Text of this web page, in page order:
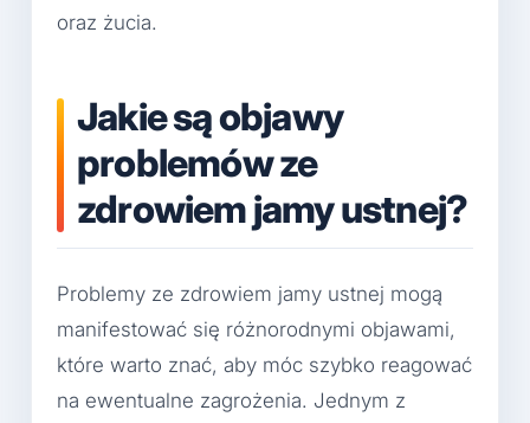
oraz żucia.
Jakie są objawy
problemów ze
zdrowiem jamy ustnej?
Problemy ze zdrowiem jamy ustnej mogą
manifestować się różnorodnymi objawami,
które warto znać, aby móc szybko reagować
na ewentualne zagrożenia. Jednym z